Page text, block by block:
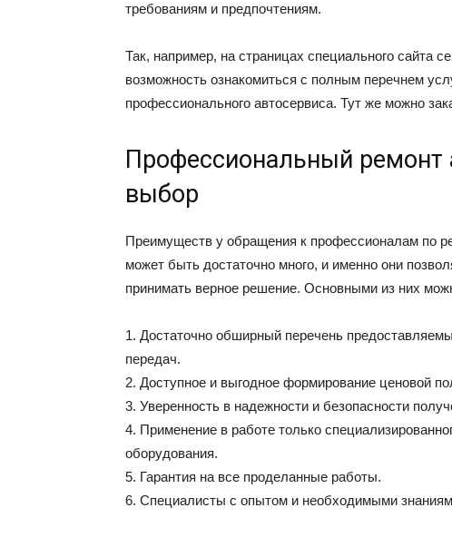
требованиям и предпочтениям.
Так, например, на страницах специального сайта
возможность ознакомиться с полным перечнем
профессионального автосервиса. Тут же можно
Профессиональный
выбор
Преимуществ у обращения к профессионалам по
может быть достаточно много, и именно они
принимать верное решение. Основными из них
1. Достаточно обширный перечень
передач.
2. Доступное и выгодное формирование ценовой
3. Уверенность в надежности и безопасности
4. Применение в работе только
оборудования.
5. Гарантия на все проделанные работы.
6. Специалисты с опытом и необходимыми